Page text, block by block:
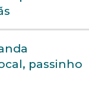
passinho